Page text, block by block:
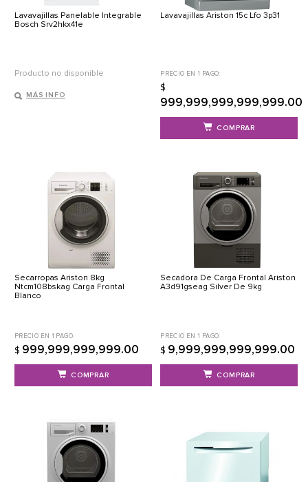
Lavavajillas Panelable Integrable
Bosch Srv2hkx41e
Producto no disponible
MÁS INFO
Lavavajillas Ariston 15c Lfo 3p31
PRECIO EN 1 PAGO:
$
999,999,999,999,999.00
COMPRAR
Secarropas Ariston 8kg
Ntcm108bskag Carga Frontal
Blanco
PRECIO EN 1 PAGO:
$ 999,999,999,999.00
COMPRAR
Secadora De Carga Frontal Ariston
A3d91gseag Silver De 9kg
PRECIO EN 1 PAGO:
$ 9,999,999,999,999.00
COMPRAR